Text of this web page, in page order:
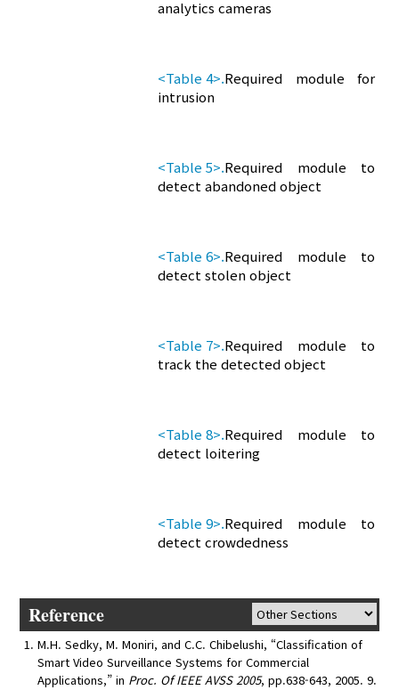
analytics cameras
<Table 4>.Required module for
intrusion
<Table 5>.Required module to
detect abandoned object
<Table 6>.Required module to
detect stolen object
<Table 7>.Required module to
track the detected object
<Table 8>.Required module to
detect loitering
<Table 9>.Required module to
detect crowdedness
Reference
M.H. Sedky, M. Moniri, and C.C. Chibelushi, “Classification of
Smart Video Surveillance Systems for Commercial
Applications,” in Proc. Of IEEE AVSS 2005, pp.638-643, 2005. 9.